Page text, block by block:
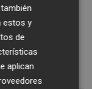
ÓN PLAZA.
a en
en un solo
í.
también
estos y
de
aplican